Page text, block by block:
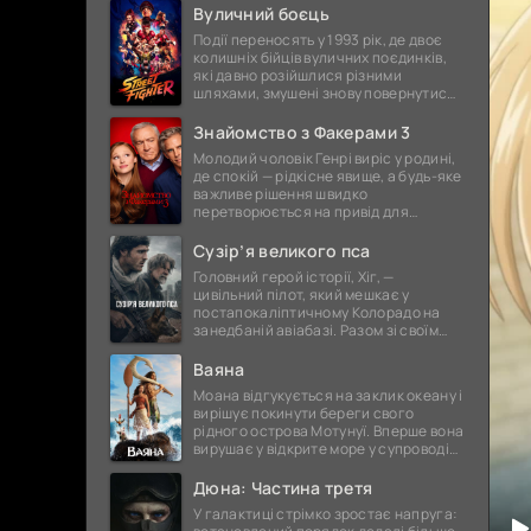
дружина Пенелопа. Та шлях, який
Вуличний боєць
Події переносять у 1993 рік, де двоє
колишніх бійців вуличних поєдинків,
які давно розійшлися різними
шляхами, змушені знову повернутися
порушує поява загадкової
Знайомство з Факерами 3
Молодий чоловік Генрі виріс у родині,
де спокій — рідкісне явище, а будь-яке
важливе рішення швидко
перетворюється на привід для
оголошує про намір одружитися, це
Сузір’я великого пса
Головний герой історії, Хіг, —
цивільний пілот, який мешкає у
постапокаліптичному Колорадо на
занедбаній авіабазі. Разом зі своїм
Джаспером, та буркотливим, але
Ваяна
Моана відгукується на заклик океану і
вирішує покинути береги свого
рідного острова Мотунуї. Вперше вона
вирушає у відкрите море у супроводі
чекає незабутня
Дюна: Частина третя
У галактиці стрімко зростає напруга: